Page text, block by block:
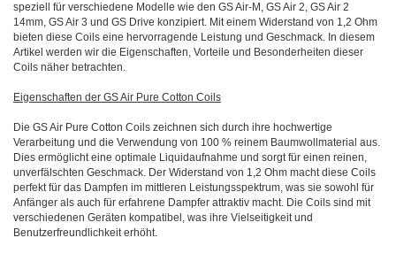
speziell für verschiedene Modelle wie den GS Air-M, GS Air 2, GS Air 2
14mm, GS Air 3 und GS Drive konzipiert. Mit einem Widerstand von 1,2 Ohm
bieten diese Coils eine hervorragende Leistung und Geschmack. In diesem
Artikel werden wir die Eigenschaften, Vorteile und Besonderheiten dieser
Coils näher betrachten.
Eigenschaften der GS Air Pure Cotton Coils
Die GS Air Pure Cotton Coils zeichnen sich durch ihre hochwertige
Verarbeitung und die Verwendung von 100 % reinem Baumwollmaterial aus.
Dies ermöglicht eine optimale Liquidaufnahme und sorgt für einen reinen,
unverfälschten Geschmack. Der Widerstand von 1,2 Ohm macht diese Coils
perfekt für das Dampfen im mittleren Leistungsspektrum, was sie sowohl für
Anfänger als auch für erfahrene Dampfer attraktiv macht. Die Coils sind mit
verschiedenen Geräten kompatibel, was ihre Vielseitigkeit und
Benutzerfreundlichkeit erhöht.